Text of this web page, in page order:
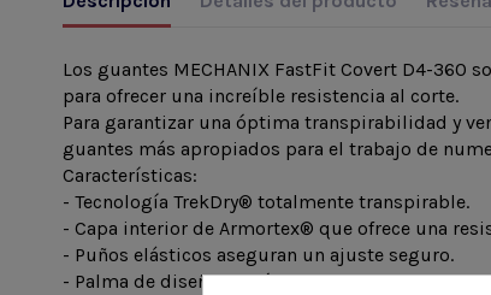
Los guantes MECHANIX FastFit Covert D4-360
para ofrecer una increíble resistencia al corte.
Para garantizar una óptima transpirabilidad y
guantes más apropiados para el trabajo de
Características:
- Tecnología TrekDry® totalmente transpirable.
- Capa interior de Armortex® que ofrece una
- Puños elásticos aseguran un ajuste seguro.
- Palma de diseño anatómico que evita los